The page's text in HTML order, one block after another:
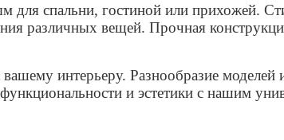
для спальни, гостиной или прихожей.
различных вещей. Прочная
интерьеру. Разнообразие моделей
и эстетики с нашим